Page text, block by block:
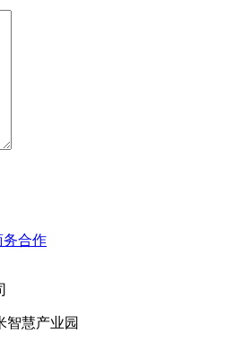
务合作
智慧产业园